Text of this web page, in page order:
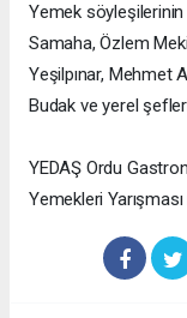
Yemek söyleşilerinin
Samaha, Özlem
Yeşilpınar, Mehmet
Budak ve yerel
YEDAŞ Ordu
Yemekleri